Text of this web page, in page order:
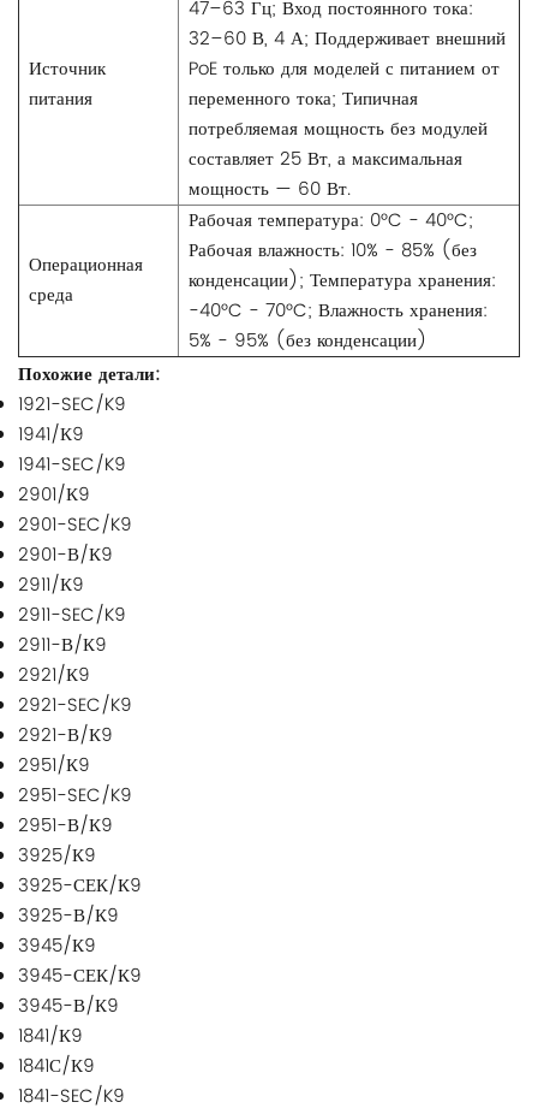
Источник
питания
47–63 Гц; Вход постоянного тока:
32–60 В, 4 А; Поддерживает внешний
PoE только для моделей с питанием от
переменного тока; Типичная
потребляемая мощность без модулей
составляет 25 Вт, а максимальная
мощность — 60 Вт.
Операционная
среда
Рабочая температура: 0°C - 40°C;
Рабочая влажность: 10% - 85% (без
конденсации); Температура хранения:
-40°C - 70°C; Влажность хранения:
5% - 95% (без конденсации)
Похожие детали:
1921-SEC/K9
1941/К9
1941-SEC/K9
2901/К9
2901-SEC/K9
2901-В/К9
2911/К9
2911-SEC/K9
2911-В/К9
2921/К9
2921-SEC/K9
2921-В/К9
2951/К9
2951-SEC/K9
2951-В/К9
3925/К9
3925-СЕК/К9
3925-В/К9
3945/К9
3945-СЕК/К9
3945-В/К9
1841/К9
1841С/К9
1841-SEC/K9